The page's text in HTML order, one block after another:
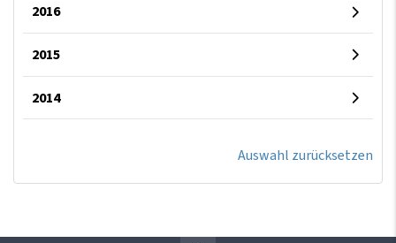
2016
2015
2014
Auswahl zurücksetzen